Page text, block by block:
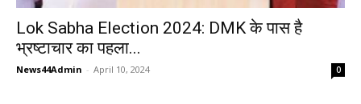
Lok Sabha Election 2024: DMK के पास है
भ्रष्टाचार का पहला...
News44Admin - April 10, 2024 0